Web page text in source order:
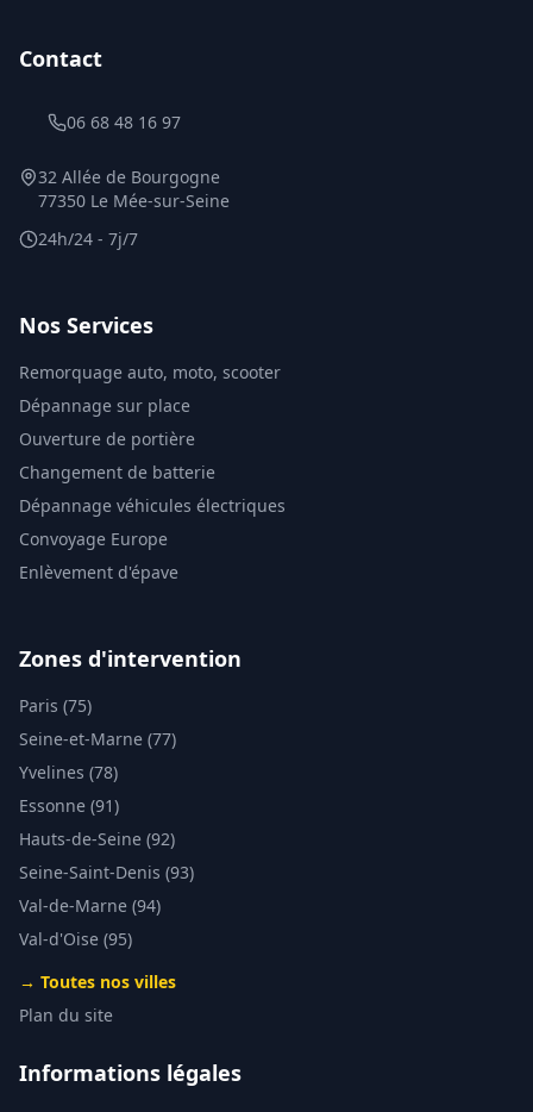
Contact
06 68 48 16 97
32 Allée de Bourgogne
77350 Le Mée-sur-Seine
24h/24 - 7j/7
Nos Services
Remorquage auto, moto, scooter
Dépannage sur place
Ouverture de portière
Changement de batterie
Dépannage véhicules électriques
Convoyage Europe
Enlèvement d'épave
Zones d'intervention
Paris (75)
Seine-et-Marne (77)
Yvelines (78)
Essonne (91)
Hauts-de-Seine (92)
Seine-Saint-Denis (93)
Val-de-Marne (94)
Val-d'Oise (95)
→ Toutes nos villes
Plan du site
Informations légales